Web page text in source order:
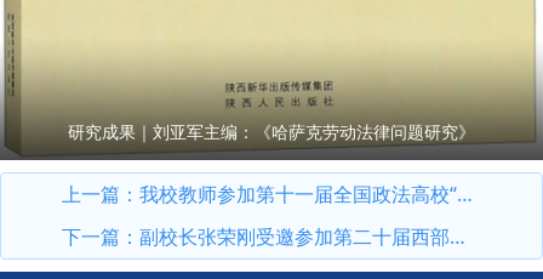
研究成果｜刘亚军主编：《哈萨克劳动法律问题研究》
上一篇： 我校教师参加第十一届全国政法高校“立格联盟”马克思主义学院院长论坛暨铸牢中华民族共同体意识与新时代边疆治理学术研讨会
下一篇： 副校长张荣刚受邀参加第二十届西部法治论坛暨法治宁夏论坛